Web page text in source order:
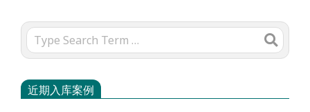
Search
近期入库案例